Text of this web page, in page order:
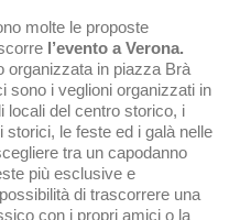
molte le proposte
l’evento a Verona.
organizzata in piazza Brà
sono i veglioni organizzati in
locali del centro storico, i
storici, le feste ed i galà nelle
tra un capodanno
più esclusive e
di trascorrere una
con i propri amici o la